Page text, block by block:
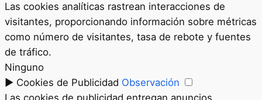
Las cookies analíticas rastrean interacciones de
visitantes, proporcionando información sobre métricas
como número de visitantes, tasa de rebote y fuentes
de tráfico.
Ninguno
► Cookies de Publicidad Observación